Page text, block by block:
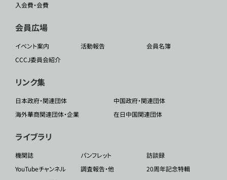
入会費・会費
会員広場
イベント案内 活動報告
会員名簿
CCCJ委員会紹介
リンク集
日本政府・関連団体
中国政府・関連団体
海外華商関連団体・企業
在日中国関連団体
ライブラリ
機関誌 パンフレット
訪談録
YouTubeチャンネル
調査報告・他
20周年記念特輯